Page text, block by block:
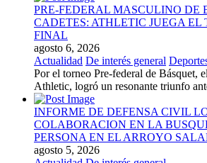
PRE-FEDERAL MASCULINO DE
CADETES: ATHLETIC JUEGA
FINAL
agosto 6, 2026
Actualidad De interés general
Por el torneo Pre-federal de Básquet,
Athletic, logró un resonante triunfo
INFORME DE DEFENSA CIVIL
COLABORACION EN LA
PERSONA EN EL ARROYO
agosto 5, 2026